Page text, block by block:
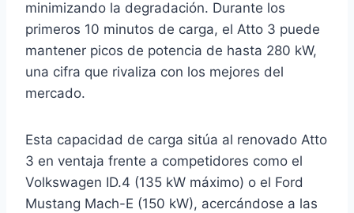
minimizando la degradación. Durante los
primeros 10 minutos de carga, el Atto 3 puede
mantener picos de potencia de hasta 280 kW,
una cifra que rivaliza con los mejores del
mercado.
Esta capacidad de carga sitúa al renovado Atto
3 en ventaja frente a competidores como el
Volkswagen ID.4 (135 kW máximo) o el Ford
Mustang Mach-E (150 kW), acercándose a las